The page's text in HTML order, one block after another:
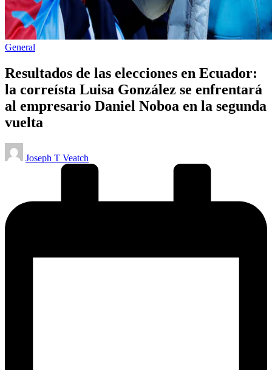
Publicado
General
Resultados de las elecciones en Ecuador:
la correísta Luisa González se enfrentará
al empresario Daniel Noboa en la segunda
vuelta
Publicado
por
Joseph T Veatch